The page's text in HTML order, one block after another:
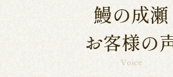
鰻の成瀬
お客様の
Voice